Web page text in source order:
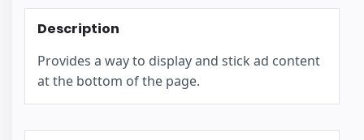
Description
Provides a way to display and stick ad content
at the bottom of the page.